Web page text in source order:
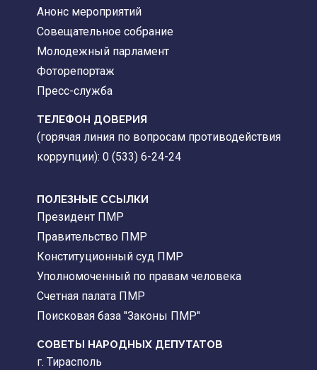
Анонс мероприятий
Совещательное собрание
Молодежный парламент
Фоторепортаж
Пресс-служба
ТЕЛЕФОН ДОВЕРИЯ
(горячая линия по вопросам противодействия
коррупции): 0 (533) 6-24-24
ПОЛЕЗНЫЕ ССЫЛКИ
Президент ПМР
Правительство ПМР
Конституционный суд ПМР
Уполномоченный по правам человека
Счетная палата ПМР
Поисковая база "Законы ПМР"
СОВЕТЫ НАРОДНЫХ ДЕПУТАТОВ
г. Тирасполь